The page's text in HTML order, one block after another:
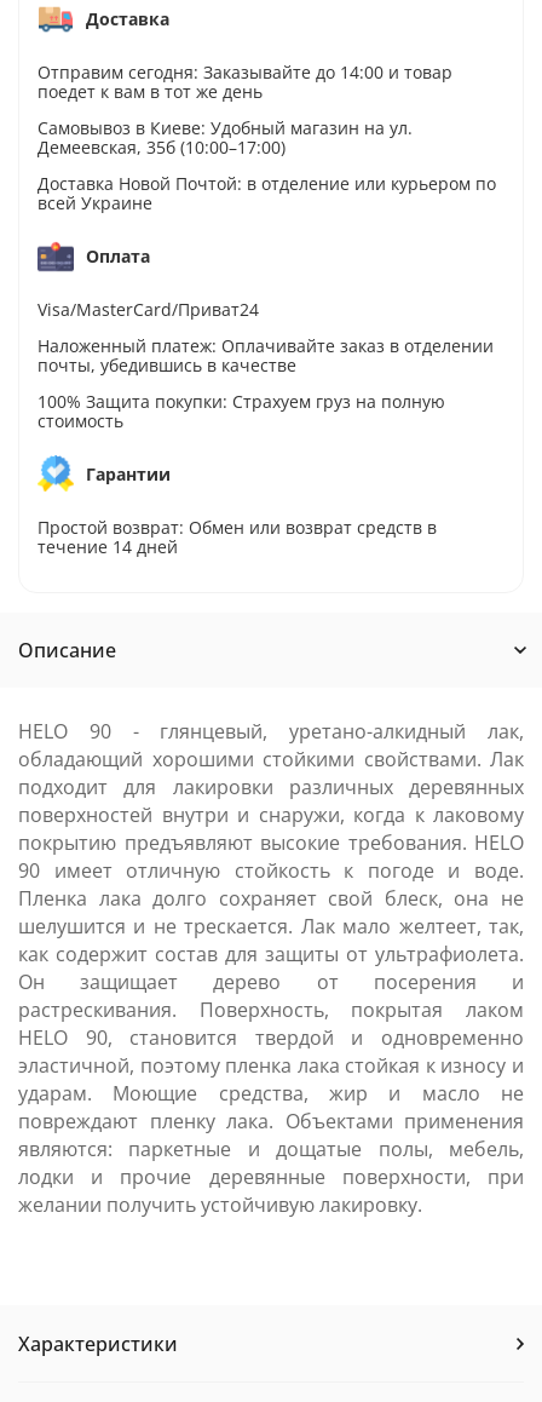
Доставка
Отправим сегодня: Заказывайте до 14:00 и товар
поедет к вам в тот же день
Самовывоз в Киеве: Удобный магазин на ул.
Демеевская, 35б (10:00–17:00)
Доставка Новой Почтой: в отделение или курьером по
всей Украине
Оплата
Visa/MasterCard/Приват24
Наложенный платеж: Оплачивайте заказ в отделении
почты, убедившись в качестве
100% Защита покупки: Страхуем груз на полную
стоимость
Гарантии
Простой возврат: Обмен или возврат средств в
течение 14 дней
Описание
HELO 90 - глянцевый, уретано-алкидный лак,
обладающий хорошими стойкими свойствами. Лак
подходит для лакировки различных деревянных
поверхностей внутри и снаружи, когда к лаковому
покрытию предъявляют высокие требования. HELO
90 имеет отличную стойкость к погоде и воде.
Пленка лака долго сохраняет свой блеск, она не
шелушится и не трескается. Лак мало желтеет, так,
как содержит состав для защиты от ультрафиолета.
Он защищает дерево от посерения и
растрескивания. Поверхность, покрытая лаком
HELO 90, становится твердой и одновременно
эластичной, поэтому пленка лака стойкая к износу и
ударам. Моющие средства, жир и масло не
повреждают пленку лака. Объектами применения
являются: паркетные и дощатые полы, мебель,
лодки и прочие деревянные поверхности, при
желании получить устойчивую лакировку.
Характеристики